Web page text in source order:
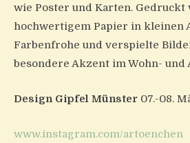
wie Poster und Karten. Gedruckt
hochwertigem Papier in kleinen
Farbenfrohe und verspielte
besondere Akzent im Wohn- und
Design Gipfel Münster 07.-08.
www.instagram.com/artoenchen